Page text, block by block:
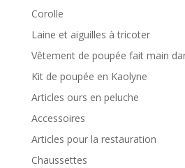
Corolle
Laine et aiguilles à tricoter
Vêtement de poupée fait main
Kit de poupée en Kaolyne
Articles ours en peluche
Accessoires
Articles pour la restauration
Chaussettes